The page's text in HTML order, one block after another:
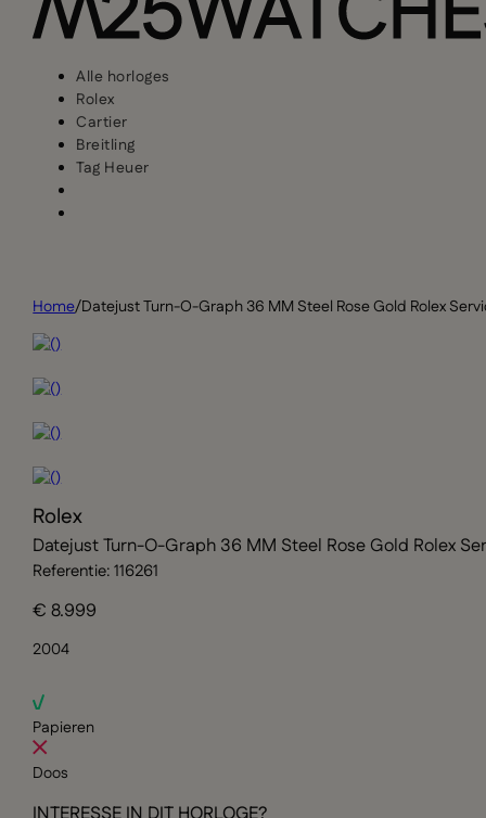
Alle horloges
Rolex
Cartier
Breitling
Tag Heuer
Home/Datejust Turn-O-Graph 36 MM Steel Rose Gold Rolex
Rolex
Datejust Turn-O-Graph 36 MM Steel Rose Gold Rolex
Referentie: 116261
€ 8.999
2004
Papieren
Doos